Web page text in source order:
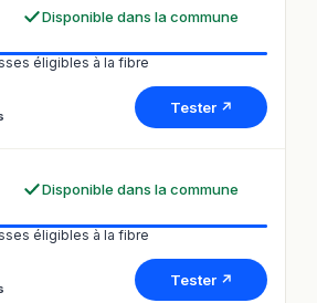
Disponible dans la commune
éligibles à la fibre
Tester ↗
Disponible dans la commune
éligibles à la fibre
Tester ↗